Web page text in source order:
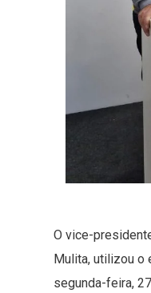
O vice-
Mulita, utilizou o
segunda-feira,